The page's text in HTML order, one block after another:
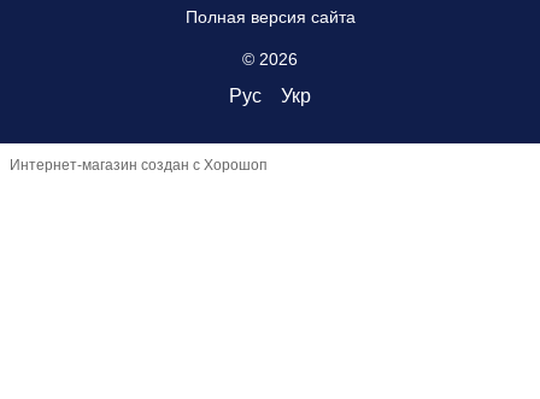
Полная версия сайта
© 2026
Рус Укр
Интернет-магазин создан с Хорошоп